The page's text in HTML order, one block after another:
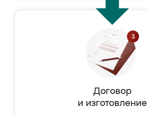
Договор
и изготовление